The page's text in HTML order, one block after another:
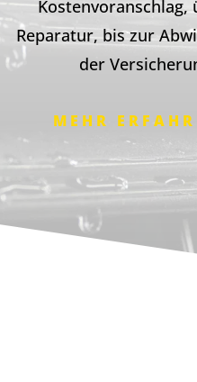
Kostenvoranschlag,
Reparatur, bis zur
der
MEHR